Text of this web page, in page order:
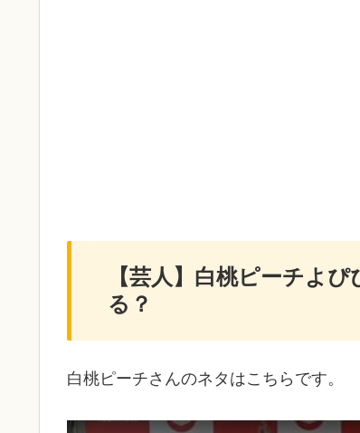
【芸人】白桃ピーチよ
る？
白桃ピーチさんのネタはこちらです。